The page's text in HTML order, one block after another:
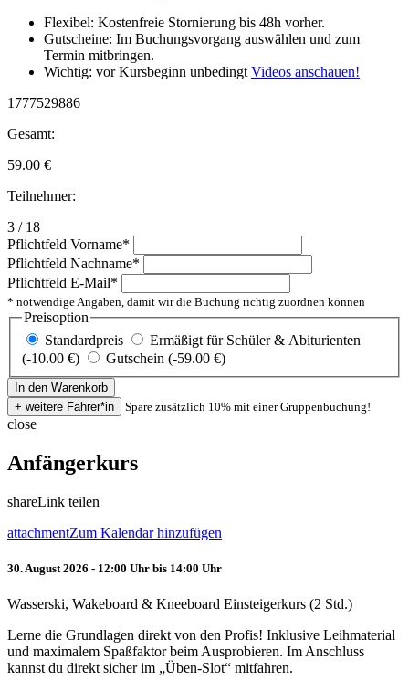
Flexibel: Kostenfreie Stornierung bis 48h vorher.
Gutscheine: Im Buchungsvorgang auswählen und zum
Termin mitbringen.
Wichtig: vor Kursbeginn unbedingt Videos anschauen!
1777529886
Gesamt:
59.00 €
Teilnehmer:
3 / 18
Pflichtfeld Vorname*
Pflichtfeld Nachname*
Pflichtfeld E-Mail*
* notwendige Angaben, damit wir die Buchung richtig zuordnen können
Preisoption
Standardpreis
Ermäßigt für Schüler & Abiturienten
(-10.00 €)
Gutschein (-59.00 €)
Spare zusätzlich 10% mit einer Gruppenbuchung!
close
Anfängerkurs
shareLink teilen
attachmentZum Kalendar hinzufügen
30. August 2026 - 12:00 Uhr bis 14:00 Uhr
Wasserski, Wakeboard & Kneeboard Einsteigerkurs (2 Std.)
Lerne die Grundlagen direkt von den Profis! Inklusive Leihmaterial
und maximalem Spaßfaktor beim Ausprobieren. Im Anschluss
kannst du direkt sicher im „Üben-Slot“ mitfahren.